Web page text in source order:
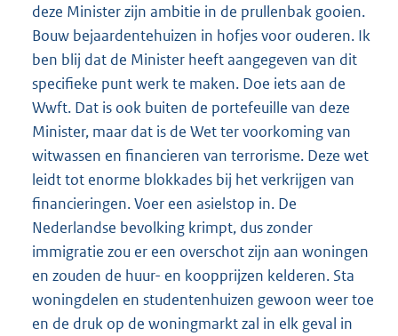
deze Minister zijn ambitie in de prullenbak gooien.
Bouw bejaardentehuizen in hofjes voor ouderen. Ik
ben blij dat de Minister heeft aangegeven van dit
specifieke punt werk te maken. Doe iets aan de
Wwft. Dat is ook buiten de portefeuille van deze
Minister, maar dat is de Wet ter voorkoming van
witwassen en financieren van terrorisme. Deze wet
leidt tot enorme blokkades bij het verkrijgen van
financieringen. Voer een asielstop in. De
Nederlandse bevolking krimpt, dus zonder
immigratie zou er een overschot zijn aan woningen
en zouden de huur- en koopprijzen kelderen. Sta
woningdelen en studentenhuizen gewoon weer toe
en de druk op de woningmarkt zal in elk geval in